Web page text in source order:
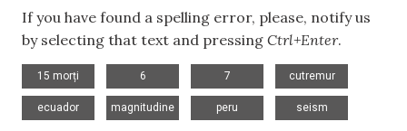
If you have found a spelling error, please, notify us
by selecting that text and pressing Ctrl+Enter.
15 morți
6
7
cutremur
ecuador
magnitudine
peru
seism